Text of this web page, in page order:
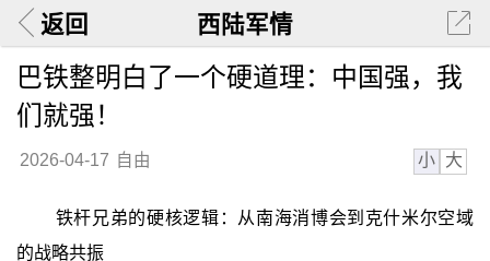
返回 西陆军情
巴铁整明白了一个硬道理：中国强，我
们就强！
2026-04-17 自由 小 大
铁杆兄弟的硬核逻辑：从南海消博会到克什米尔空域
的战略共振